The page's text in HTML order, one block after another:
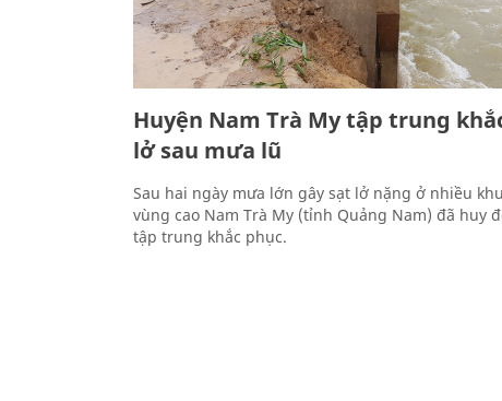
Huyện Nam Trà My tập trung
lở sau mưa lũ
Sau hai ngày mưa lớn gây sạt lở nặng ở nhiều
vùng cao Nam Trà My (tỉnh Quảng Nam) đã huy
tập trung khắc phục.